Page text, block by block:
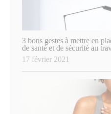
3 bons gestes à mettre en
de santé et de sécurité au
17 février 2021